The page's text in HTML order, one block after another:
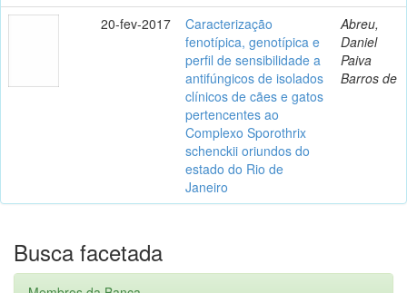
20-fev-2017
Caracterização
fenotípica, genotípica e
perfil de sensibilidade a
antifúngicos de isolados
clínicos de cães e gatos
pertencentes ao
Complexo Sporothrix
schenckii oriundos do
estado do Rio de
Janeiro
Abreu,
Daniel
Paiva
Barros de
Busca facetada